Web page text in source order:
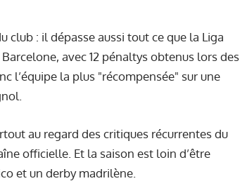
club : il dépasse aussi tout ce que la Liga
avec 12 pénaltys obtenus lors des
l’équipe la plus "récompensée" sur une
au regard des critiques récurrentes du
officielle. Et la saison est loin d’être
et un derby madrilène.